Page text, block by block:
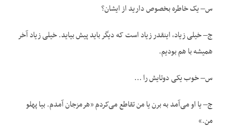
س– یک خاطره بخصوص دارید از ایشان؟
ج– خیلی زیاد، اینقدر زیاد است که دیگر باید پیش بیاید. خیلی زیاد آخر
همیشه با هم بودیم.
س– خوب یکی دوتایش را …
ج– یا او می‌آمد به برن یا من تقاطع می‌کردم «هرمزجان آمدم. بیا پهلو
من.»